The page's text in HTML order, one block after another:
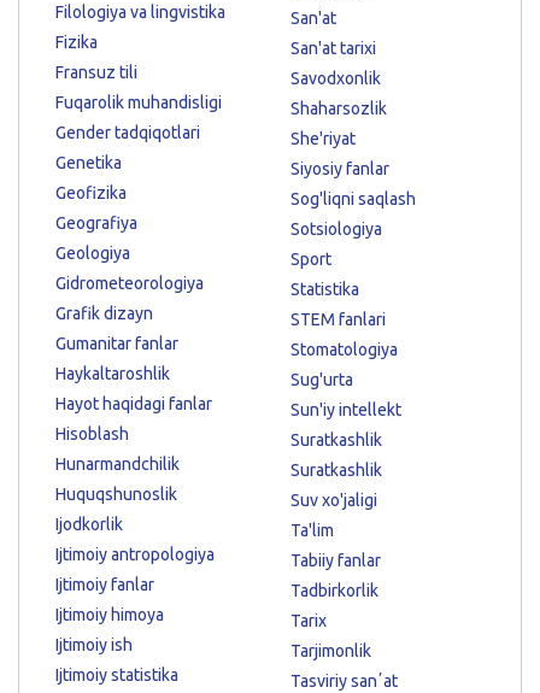
Filologiya va lingvistika
Fizika
Fransuz tili
Fuqarolik muhandisligi
Gender tadqiqotlari
Genetika
Geofizika
Geografiya
Geologiya
Gidrometeorologiya
Grafik dizayn
Gumanitar fanlar
Haykaltaroshlik
Hayot haqidagi fanlar
Hisoblash
Hunarmandchilik
Huquqshunoslik
Ijodkorlik
Ijtimoiy antropologiya
Ijtimoiy fanlar
Ijtimoiy himoya
Ijtimoiy ish
Ijtimoiy statistika
San'at
San'at tarixi
Savodxonlik
Shaharsozlik
She'riyat
Siyosiy fanlar
Sog'liqni saqlash
Sotsiologiya
Sport
Statistika
STEM fanlari
Stomatologiya
Sug'urta
Sun'iy intellekt
Suratkashlik
Suratkashlik
Suv xo'jaligi
Ta'lim
Tabiiy fanlar
Tadbirkorlik
Tarix
Tarjimonlik
Tasviriy sanʼat